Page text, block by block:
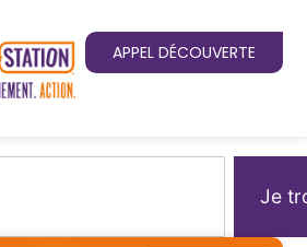
APPEL DÉCOUVERTE
Je